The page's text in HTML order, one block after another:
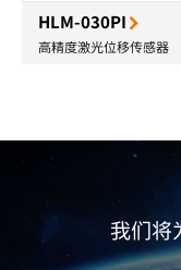
HLM-030PI
高精度激光位移传感器
我们将